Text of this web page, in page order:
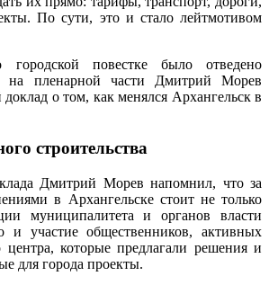
По сути, это и стало лейтмотивом
повестке было отведено
на пленарной части Дмитрий Морев
о том, как менялся Архангельск в
строительства
Дмитрий Морев напомнил, что за
в Архангельске стоит не только
муниципалитета и органов власти
и участие общественников, активных
центра, которые предлагали решения и
для города проекты.